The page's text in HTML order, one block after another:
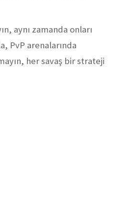
aynı zamanda onları
PvP arenalarında
her savaş bir strateji